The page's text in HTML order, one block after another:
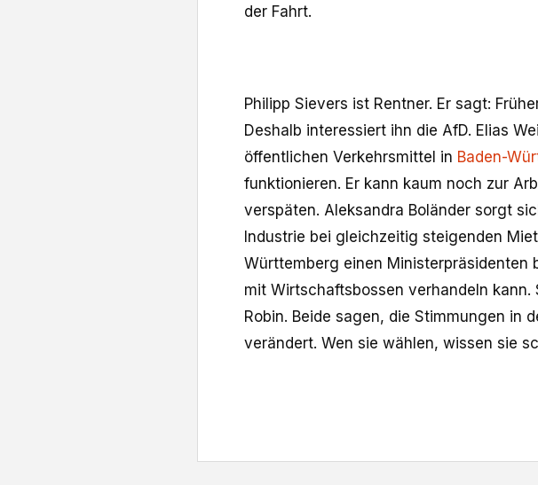
der Fahrt.
Philipp Sievers ist Rentner. Er sagt:
Deshalb interessiert ihn die AfD. Elias
öffentlichen Verkehrsmittel in Baden-
funktionieren. Er kann kaum noch zur
verspäten. Aleksandra Boländer sorgt
Industrie bei gleichzeitig steigenden
Württemberg einen Ministerpräsidenten
mit Wirtschaftsbossen verhandeln kann.
Robin. Beide sagen, die Stimmungen in
verändert. Wen sie wählen, wissen sie